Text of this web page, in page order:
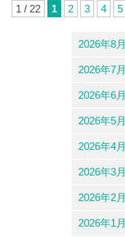
1 / 22 1 2 3 4 5
2026年8月
2026年7月
2026年6月
2026年5月
2026年4月
2026年3月
2026年2月
2026年1月